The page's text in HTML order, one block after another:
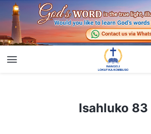
Isahluko 83